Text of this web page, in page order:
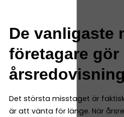
De vanligaste
företagare gör
Det största misstaget är
är att vänta för länge. När